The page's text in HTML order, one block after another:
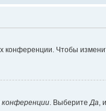
Чтобы
. ВыберитеДа,